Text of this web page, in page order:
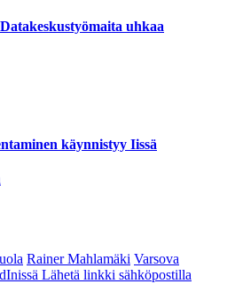
uhkaa
käynnistyy Iissä
Rainer Mahlamäki Varsova
Lähetä linkki sähköpostilla